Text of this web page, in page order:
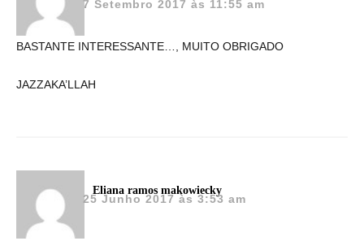
7 Setembro 2017 às 11:55 am
BASTANTE INTERESSANTE…, MUITO OBRIGADO
JAZZAKA’LLAH
Eliana ramos makowiecky
25 Junho 2017 às 3:53 am